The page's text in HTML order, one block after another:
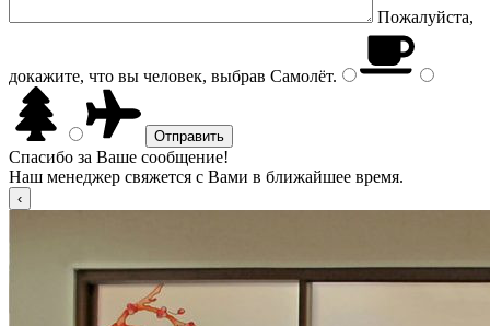
Пожалуйста,
докажите, что вы человек, выбрав Самолёт.
Спасибо за Ваше сообщение!
Наш менеджер свяжется с Вами в ближайшее время.